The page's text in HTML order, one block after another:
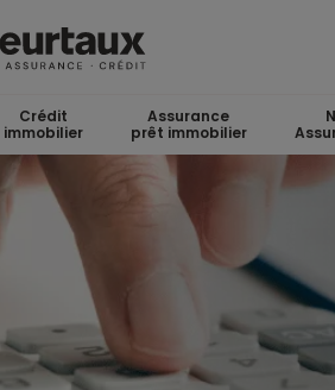
Crédit
immobilier
Assurance
prêt immobilier